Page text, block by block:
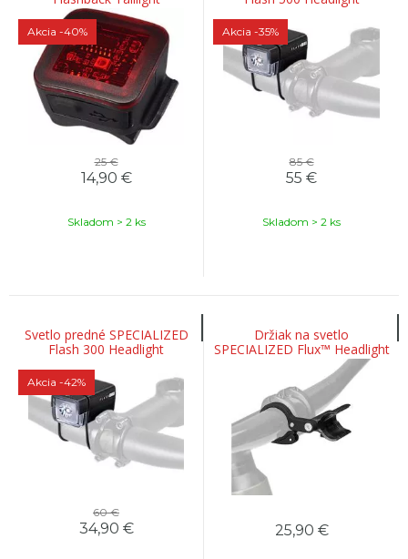
Akcia -40%
25 €
14,90 €
Skladom > 2 ks
Akcia -35%
85 €
55 €
Skladom > 2 ks
Svetlo predné SPECIALIZED
Flash 300 Headlight
Akcia -42%
60 €
34,90 €
Držiak na svetlo
SPECIALIZED Flux™ Headlight
35mm Handle Bar Mount
Black
25,90 €